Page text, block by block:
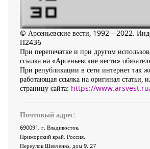
© Арсеньевские вести, 1992—2022.
П2436
При перепечатке и при другом
ссылка на «Арсеньевские вести»
При републикации в сети интернет так
работающая ссылка на оригинал статьи,
страницу сайта: https://
Почтовый адрес:
690091, г. Владивосток,
Приморский край, Россия
Переулок Шевченко, дом 9, 27